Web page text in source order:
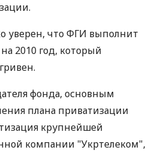
уверен, что ФГИ выполнит
2010 год, который
фонда, основным
плана приватизации
крупнейшей
компании "Укртелеком",